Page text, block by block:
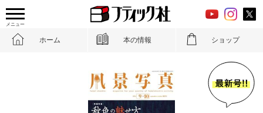
メニュー
ホーム 本の情報 ショップ